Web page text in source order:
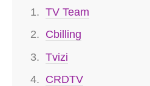
TV Team
Cbilling
Tvizi
CRDTV